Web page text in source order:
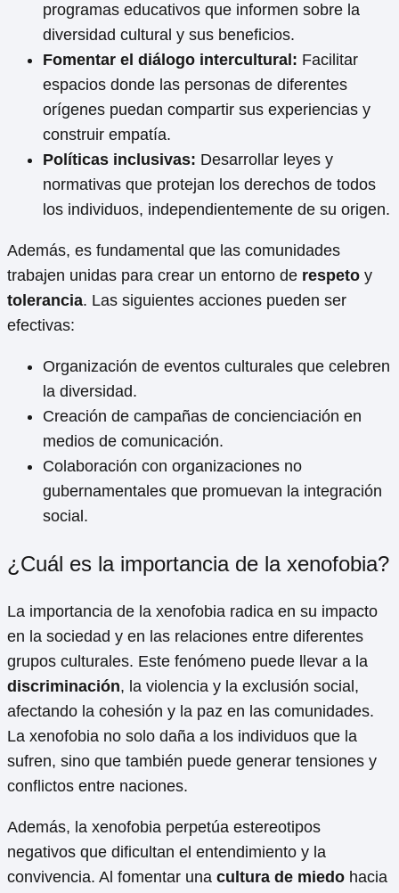
programas educativos que informen sobre la
diversidad cultural y sus beneficios.
Fomentar el diálogo intercultural: Facilitar
espacios donde las personas de diferentes
orígenes puedan compartir sus experiencias y
construir empatía.
Políticas inclusivas: Desarrollar leyes y
normativas que protejan los derechos de todos
los individuos, independientemente de su origen.
Además, es fundamental que las comunidades
trabajen unidas para crear un entorno de respeto y
tolerancia. Las siguientes acciones pueden ser
efectivas:
Organización de eventos culturales que celebren
la diversidad.
Creación de campañas de concienciación en
medios de comunicación.
Colaboración con organizaciones no
gubernamentales que promuevan la integración
social.
¿Cuál es la importancia de la xenofobia?
La importancia de la xenofobia radica en su impacto
en la sociedad y en las relaciones entre diferentes
grupos culturales. Este fenómeno puede llevar a la
discriminación, la violencia y la exclusión social,
afectando la cohesión y la paz en las comunidades.
La xenofobia no solo daña a los individuos que la
sufren, sino que también puede generar tensiones y
conflictos entre naciones.
Además, la xenofobia perpetúa estereotipos
negativos que dificultan el entendimiento y la
convivencia. Al fomentar una cultura de miedo hacia